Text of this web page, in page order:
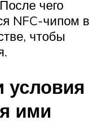
чего
NFC-чипом в
чтобы
условия
ими